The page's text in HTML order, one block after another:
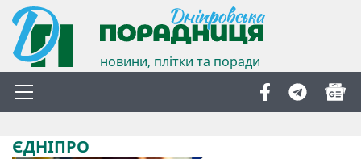
новини, плітки та поради
ЄДНІПРО